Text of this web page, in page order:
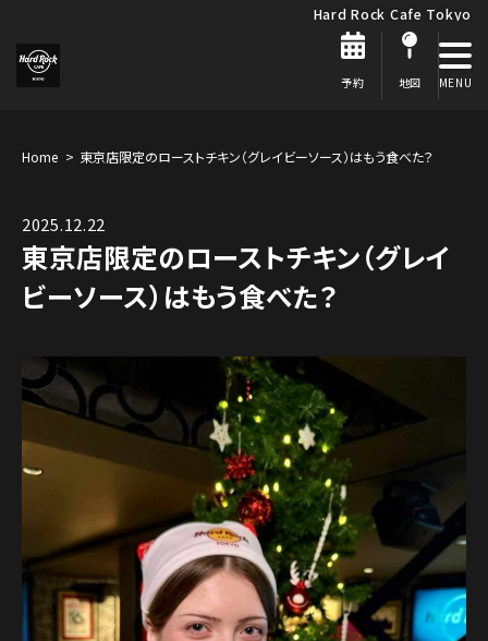
Hard Rock Cafe Tokyo
予約 地図
Home 東京店限定のローストチキン（グレイビーソース）はもう食べた？
2025.12.22
東京店限定のローストチキン（グレイ
ビーソース）はもう食べた？